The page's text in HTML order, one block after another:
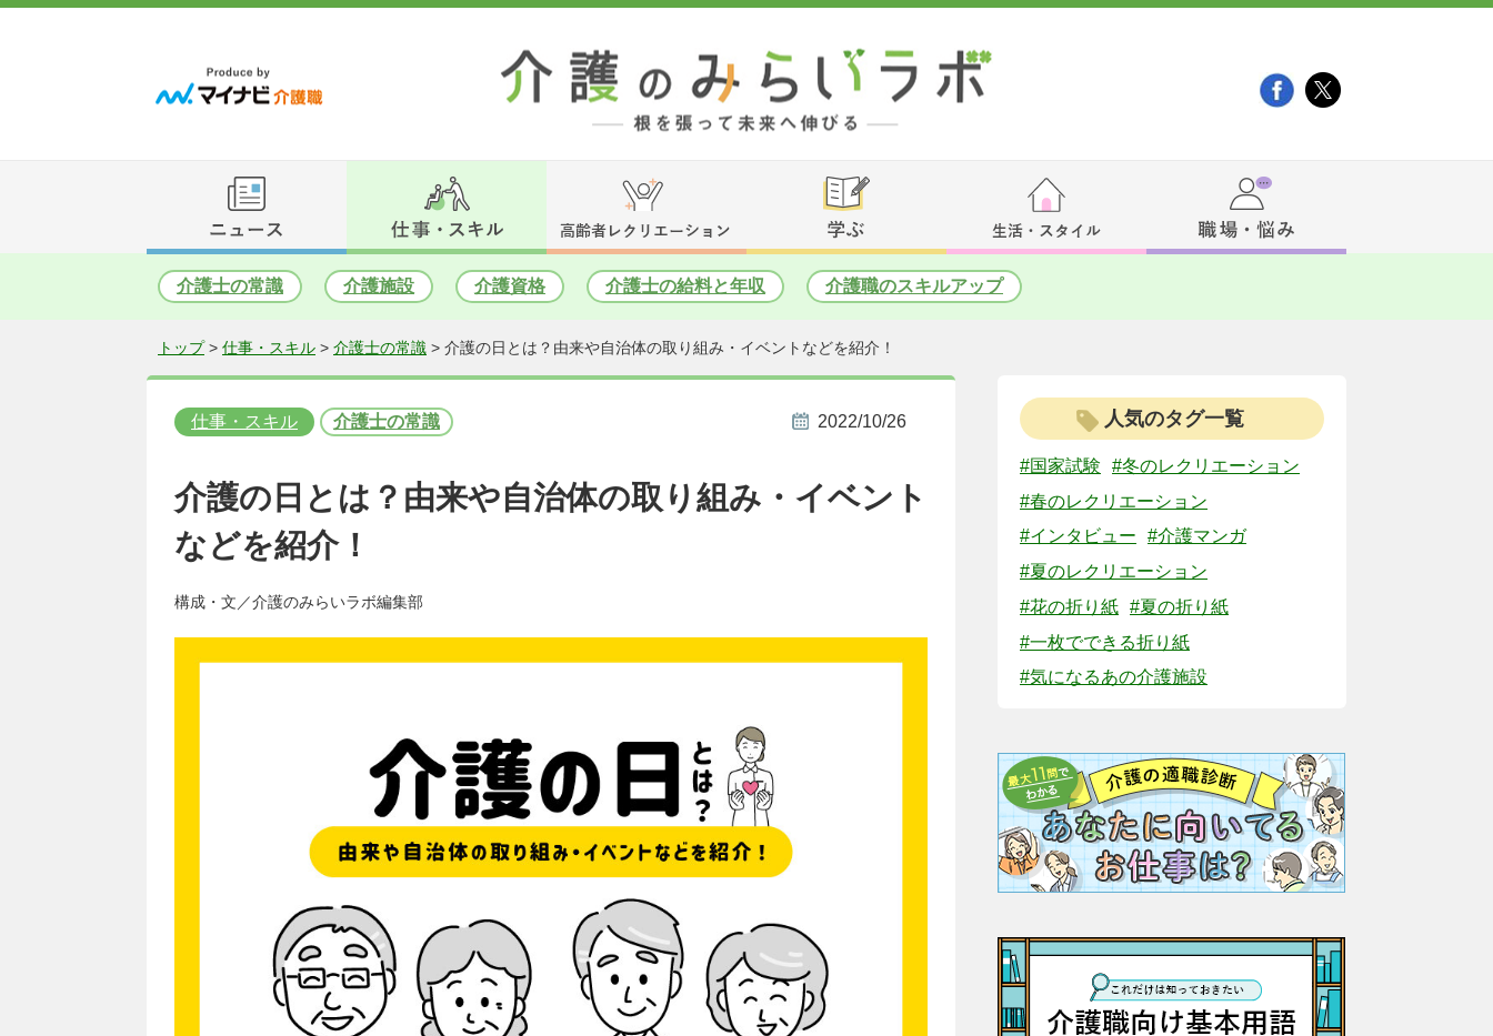
介護士の常識 介護施設 介護資格 介護士の給料と年収 介護職のスキルアップ
トップ> 仕事・スキル > 介護士の常識 > 介護の日とは？由来や自治体の取り組み・イベントなどを紹介！
仕事・スキル 介護士の常識 2022/10/26
介護の日とは？由来や自治体の取り組み・イベント
などを紹介！
構成・文／介護のみらいラボ編集部
人気のタグ一覧
#国家試験
#冬のレクリエーション
#春のレクリエーション
#インタビュー
#介護マンガ
#夏のレクリエーション
#花の折り紙 #夏の折り紙
#一枚でできる折り紙
#気になるあの介護施設